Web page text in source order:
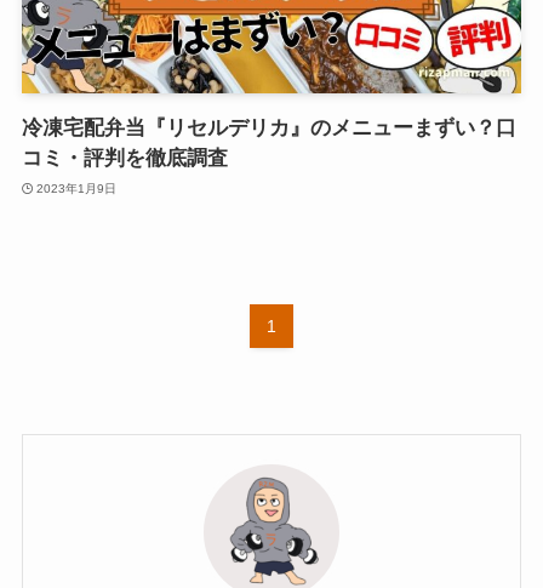
冷凍宅配弁当『リセルデリカ』のメニューまずい？口
コミ・評判を徹底調査
2023年1月9日
1